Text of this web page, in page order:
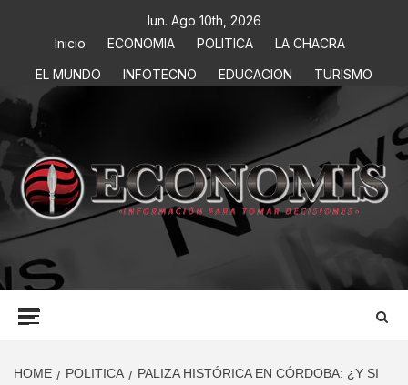
lun. Ago 10th, 2026
Inicio
ECONOMIA POLITICA
LA CHACRA
EL MUNDO
INFOTECNO EDUCACION TURISMO
ECONOMIS
INFORMACIÓN PARA TOMAR DECISIONES
HOME POLITICA
PALIZA HISTÓRICA EN CÓRDOBA: ¿Y SI